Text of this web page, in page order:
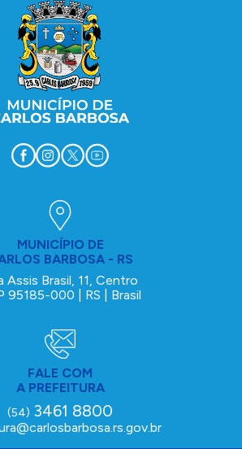
MUNICÍPIO DE
BARBOSA - RS
Assis Brasil, 11, Centro
95185-000 | RS | Brasil
FALE COM
A PREFEITURA
(54) 3461 8800